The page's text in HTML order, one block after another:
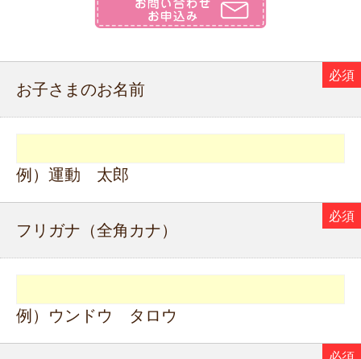
お子さまのお名前
例）運動 太郎
フリガナ（全角カナ）
例）ウンドウ タロウ